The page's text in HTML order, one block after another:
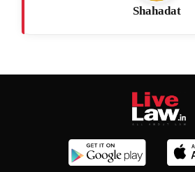
Shahadat